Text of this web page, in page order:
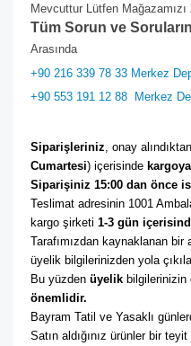
Mevcuttur Lütfen
Tüm Sorun ve
Arasında
+90 216 339 78 33 Merkez
+90 553 191 12 88 Merkez
Siparişleriniz , onay
Cumartesi) içerisinde
Siparişiniz 15:00 dan önce
Teslimat adresinin 1001
kargo şirketi 1-3 gün
Tarafımızdan kaynaklanan
üyelik bilgilerinizden yola
Bu yüzden üyelik bilgilerinizin
önemlidir.
Bayram Tatil ve Yasaklı